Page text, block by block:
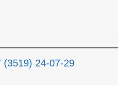
(3519) 24-07-29